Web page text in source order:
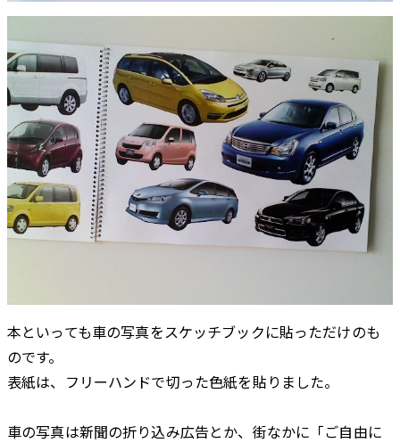
本といっても車の写真をスケッチブックに貼っただけのも
のです。
表紙は、フリーハンドで切った色紙を貼りました。
車の写真は新聞の折り込み広告とか、街なかに「ご自由に